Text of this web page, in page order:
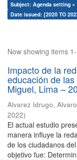
Subject: Agenda setting ×
Date issued: [2020 TO
Now showing items
Impacto de la
educación de
Miguel, Lima –
Alvarez Idrugo,
2022)
El actual estudio
manera influye la
de los ciudadanos
objetivo fue: